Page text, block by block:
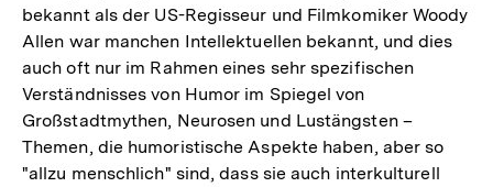
bekannt als der US-Regisseur und Filmkomiker Woody
Allen war manchen Intellektuellen bekannt, und dies
auch oft nur im Rahmen eines sehr spezifischen
Verständnisses von Humor im Spiegel von
Großstadtmythen, Neurosen und Lustängsten –
Themen, die humoristische Aspekte haben, aber so
"allzu menschlich" sind, dass sie auch interkulturell